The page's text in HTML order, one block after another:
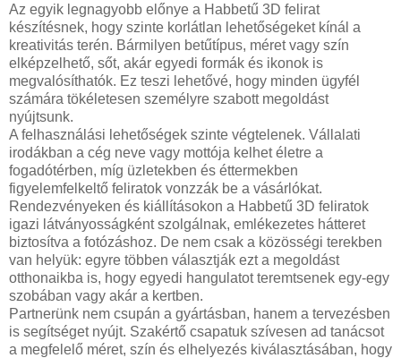
Az egyik legnagyobb előnye a Habbetű 3D felirat
készítésnek, hogy szinte korlátlan lehetőségeket kínál a
kreativitás terén. Bármilyen betűtípus, méret vagy szín
elképzelhető, sőt, akár egyedi formák és ikonok is
megvalósíthatók. Ez teszi lehetővé, hogy minden ügyfél
számára tökéletesen személyre szabott megoldást
nyújtsunk.
A felhasználási lehetőségek szinte végtelenek. Vállalati
irodákban a cég neve vagy mottója kelhet életre a
fogadótérben, míg üzletekben és éttermekben
figyelemfelkeltő feliratok vonzzák be a vásárlókat.
Rendezvényeken és kiállításokon a Habbetű 3D feliratok
igazi látványosságként szolgálnak, emlékezetes hátteret
biztosítva a fotózáshoz. De nem csak a közösségi terekben
van helyük: egyre többen választják ezt a megoldást
otthonaikba is, hogy egyedi hangulatot teremtsenek egy-egy
szobában vagy akár a kertben.
Partnerünk nem csupán a gyártásban, hanem a tervezésben
is segítséget nyújt. Szakértő csapatuk szívesen ad tanácsot
a megfelelő méret, szín és elhelyezés kiválasztásában, hogy